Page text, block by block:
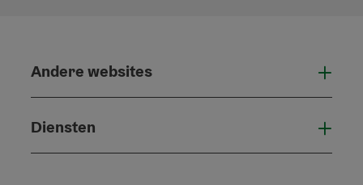
Andere websites
Diensten